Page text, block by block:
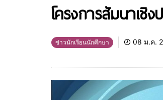
โครงการสัมนาเชิ
ข่าวนักเรียนนักศึกษา 08 ม.ค.